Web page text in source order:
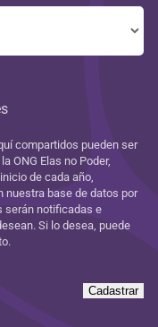
compartidos pueden ser
ONG Elas no Poder,
de cada año,
nuestra base de datos por
serán notificadas e
Si lo desea, puede
Cadastrar